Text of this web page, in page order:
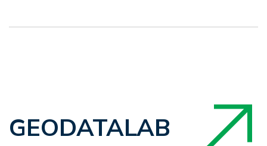
GEODATALAB